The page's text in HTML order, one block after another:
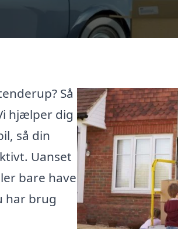
Så
hjælper dig
så din
Uanset
bare have
har brug